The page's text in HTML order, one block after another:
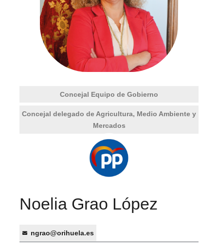
Concejal Equipo de Gobierno
Concejal delegado de Agricultura, Medio Ambiente y
Mercados
Noelia Grao López
ngrao@orihuela.es